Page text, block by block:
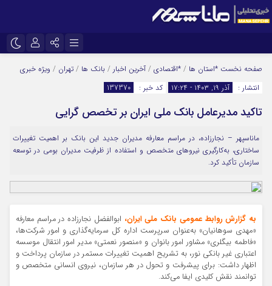
اینستاگرام
تلگرام
سروش
ایتا
آپارات
نام کاربری یا نشانی ایمیل
رمز عبور
مرا به خاطر بسپار
صفحه نخست *استان ها / *اقتصادی / آخرین اخبار / بانک ها / تهران / ویژه خبری
انتشار :
آذر ۱۹, ۱۴۰۳ - ۱۷:۲۴ کد خبر : 137370
تاکید مدیرعامل بانک ملی ایران بر تخصص گرایی
ماناسپهر – نجارزاده، در مراسم معارفه مدیران جدید این بانک بر اهمیت تغییرات
ساختاری، به‌کارگیری نیروهای متخصص و استفاده از ظرفیت مدیران بومی در توسعه
سازمان تأکید کرد.
به گزارش روابط عمومی بانک ملی ایران، ابوالفضل نجارزاده در مراسم معارفه
«مهدی سوهانیان» به‌عنوان سرپرست اداره کل سرمایه‌گذاری و امور شرکت‌ها،
«فاطمه بیگلری» مشاور امور بانوان و «منصور نعمتی» مدیر امور انتقال موسسه
اعتباری غیر بانکی نور، به تشریح اهمیت تغییرات مستمر در سازمان پرداخت و
اظهار داشت: برای پیشرفت و تحول در هر سازمان، نیروی انسانی متخصص و
توانمند نقش کلیدی ایفا می‌کند.